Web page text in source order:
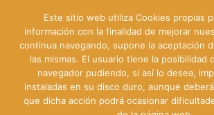
Este sitio web utiliza Cookies propias
información con la finalidad de mejorar
continua navegando, supone la aceptación
las mismas. El usuario tiene la posibilidad
navegador pudiendo, si así lo desea,
instaladas en su disco duro, aunque
que dicha acción podrá ocasionar